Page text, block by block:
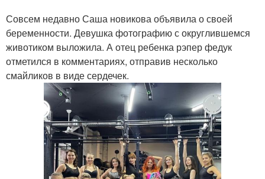
Совсем недавно Саша новикова объявила о своей
беременности. Девушка фотографию с округлившемся
животиком выложила. А отец ребенка рэпер федук
отметился в комментариях, отправив несколько
смайликов в виде сердечек.